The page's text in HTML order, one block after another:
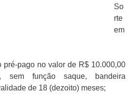
So
rte
em
pré-pago no valor de R$ 10.000,00
sem função saque, bandeira
de 18 (dezoito) meses;